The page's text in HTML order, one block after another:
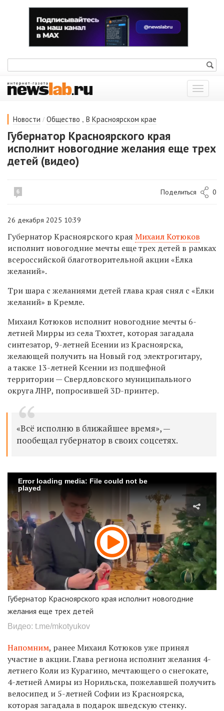
Показать
меню
Новости / Общество , В Красноярском крае
Губернатор Красноярского края
исполнит новогодние желания еще трех
детей (видео)
6 Поделиться 0
26 декабря 2025 10:39
Губернатор Красноярского края Михаил Котюков
исполнит новогодние мечты еще трех детей в рамках
всероссийской благотворительной акции «Ёлка
желаний».
Три шара с желаниями детей глава края снял с «Ёлки
желаний» в Кремле.
Михаил Котюков исполнит новогодние мечты 6-
летней Мирры из села Тюхтет, которая загадала
синтезатор, 9-летней Есении из Красноярска,
желающей получить на Новый год электрогитару,
а также 13-летней Ксении из подшефной
территории— Свердловского муниципального
округа ЛНР, попросившей 3D-принтер.
«Всё исполню в ближайшее время», —
пообещал губернатор в своих соцсетях.
Error loading media: File could not be
played
Губернатор Красноярского края исполнит новогодние
желания еще трех детей
Видео: t.me/mkotyukov
Напомним, ранее Михаил Котюков уже принял
участие в акции. Глава региона исполнит желания 4-
летнего Коли из Курагино, мечтающего о снегокате,
4-летней Амиры из Норильска, пожелавшей получить
велосипед и 5-летней Софии из Красноярска,
которая загадала в подарок шведскую стенку.